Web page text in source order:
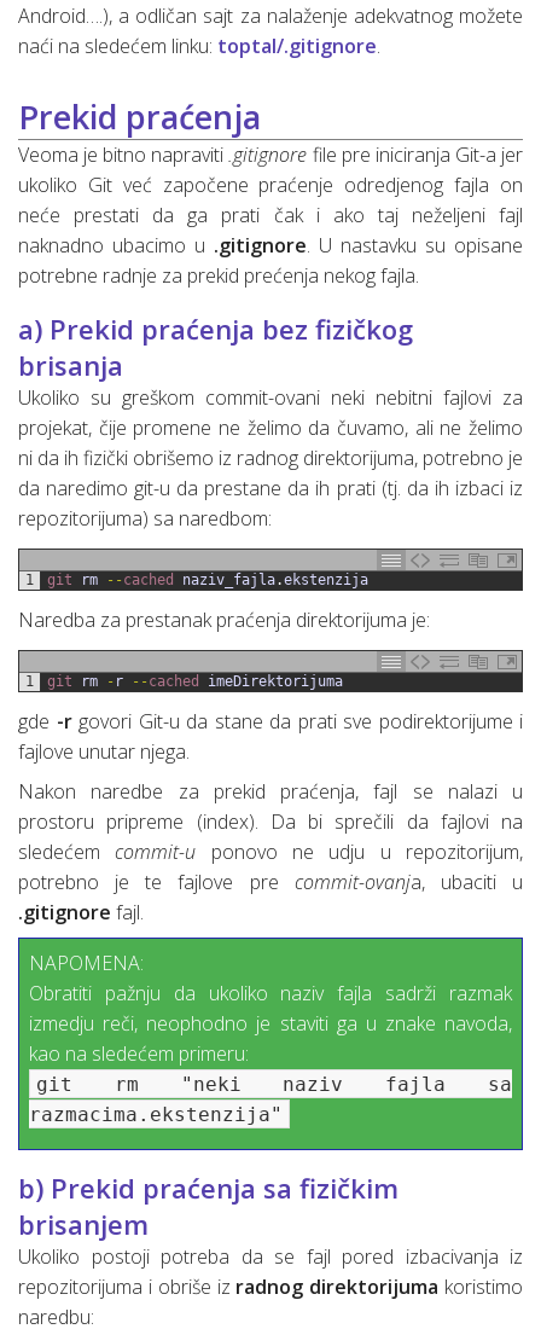
Android….), a odličan sajt za nalaženje adekvatnog možete
naći na sledećem linku: toptal/.gitignore.
Prekid praćenja
Veoma je bitno napraviti.gitignore file pre iniciranja Git-a jer
ukoliko Git već započene praćenje odredjenog fajla on
neće prestati da ga prati čak i ako taj neželjeni fajl
naknadno ubacimo u .gitignore. U nastavku su opisane
potrebne radnje za prekid prećenja nekog fajla.
a) Prekid praćenja bez fizičkog
brisanja
Ukoliko su greškom commit-ovani neki nebitni fajlovi za
projekat, čije promene ne želimo da čuvamo, ali ne želimo
ni da ih fizički obrišemo iz radnog direktorijuma, potrebno je
da naredimo git-u da prestane da ih prati (tj. da ih izbaci iz
repozitorijuma) sa naredbom:
1 git rm -- cached naziv_fajla.ekstenzija
Naredba za prestanak praćenja direktorijuma je:
1 git rm - r -- cached imeDirektorijuma
gde -rgovori Git-u da stane da prati sve podirektorijume i
fajlove unutar njega.
Nakon naredbe za prekid praćenja, fajl se nalazi u
prostoru pripreme (index). Da bi sprečili da fajlovi na
sledećemcommit-u ponovo ne udju u repozitorijum,
potrebno je te fajlove pre commit-ovanja, ubaciti u
.gitignore fajl.
NAPOMENA:
Obratiti pažnju da ukoliko naziv fajla sadrži razmak
izmedju reči, neophodno je staviti ga u znake navoda,
kao na sledećem primeru:
git rm "neki naziv fajla sa
razmacima.ekstenzija"
b) Prekid praćenja sa fizičkim
brisanjem
Ukoliko postoji potreba da se fajl pored izbacivanja iz
repozitorijuma i obriše iz radnog direktorijuma koristimo
naredbu: